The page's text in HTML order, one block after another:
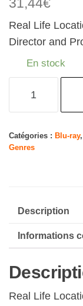
31,44€
Real Life
Director and
En stock
Silent
Voice
Ray]
[Import]
Catégories : Blu-ray,
Genres
Description
Informations
Real Life